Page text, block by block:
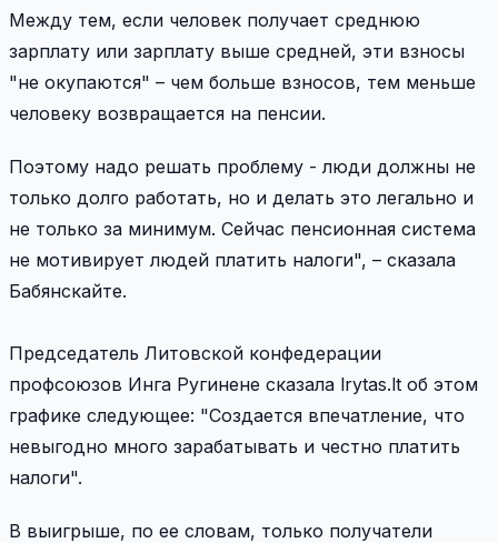
Между тем, если человек получает среднюю
зарплату или зарплату выше средней, эти взносы
"не окупаются" – чем больше взносов, тем меньше
человеку возвращается на пенсии.
Поэтому надо решать проблему - люди должны не
только долго работать, но и делать это легально и
не только за минимум. Сейчас пенсионная система
не мотивирует людей платить налоги", – сказала
Бабянскайте.
Председатель Литовской конфедерации
профсоюзов Инга Ругинене сказала lrytas.lt об этом
графике следующее: "Создается впечатление, что
невыгодно много зарабатывать и честно платить
налоги".
В выигрыше, по ее словам, только получатели